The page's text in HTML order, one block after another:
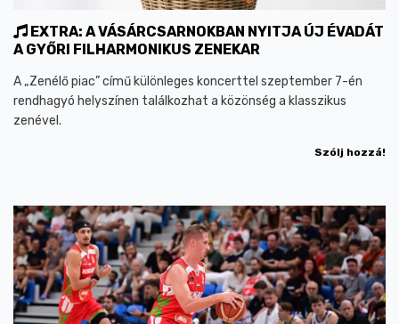
EXTRA: A VÁSÁRCSARNOKBAN NYITJA ÚJ ÉVADÁT
A GYŐRI FILHARMONIKUS ZENEKAR
A „Zenélő piac” című különleges koncerttel szeptember 7-én
rendhagyó helyszínen találkozhat a közönség a klasszikus
zenével.
Szólj hozzá!